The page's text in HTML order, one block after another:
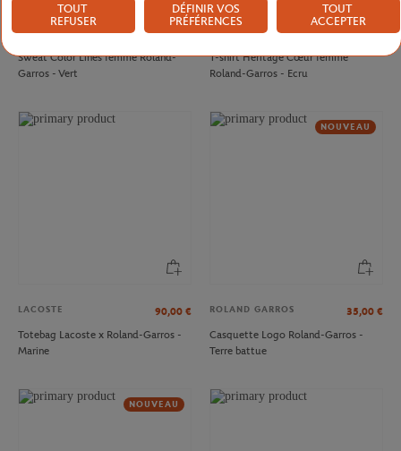
ROLAND GARROS 75,00 €
Sweat Color Lines femme Roland-
Garros - Vert
ROLAND GARROS 37,00 €
T-shirt Heritage Cœur femme
Roland-Garros - Ecru
LACOSTE 90,00 €
Totebag Lacoste x Roland-Garros -
Marine
NOUVEAU
ROLAND GARROS 35,00 €
Casquette Logo Roland-Garros -
Terre battue
NOUVEAU
TOUT
REFUSER
DÉFINIR VOS
PRÉFÉRENCES
TOUT
ACCEPTER